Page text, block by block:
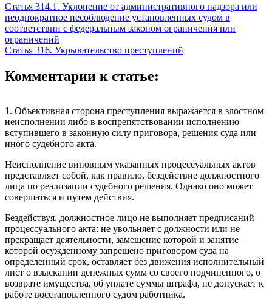
Статья 314.1. Уклонение от административного надзора или
неоднократное несоблюдение установленных судом в
соответствии с федеральным законом ограничения или
ограничений
Статья 316. Укрывательство преступлений
Комментарии к статье:
1. Объективная сторона преступления выражается в злостном
неисполнении либо в воспрепятствовании исполнению
вступившего в законную силу приговора, решения суда или
иного судебного акта.
Неисполнение виновным указанных процессуальных актов
представляет собой, как правило, бездействие должностного
лица по реализации судебного решения. Однако оно может
совершаться и путем действия.
Бездействуя, должностное лицо не выполняет предписаний
процессуального акта: не увольняет с должности или не
прекращает деятельности, замещение которой и занятие
которой осужденному запрещено приговором суда на
определенный срок, оставляет без движения исполнительный
лист о взыскании денежных сумм со своего подчиненного, о
возврате имущества, об уплате суммы штрафа, не допускает к
работе восстановленного судом работника.